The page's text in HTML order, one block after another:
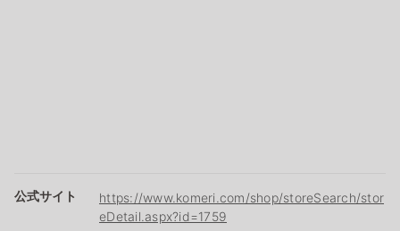
公式サイト
https://www.komeri.com/shop/storeSearch/stor
eDetail.aspx?id=1759